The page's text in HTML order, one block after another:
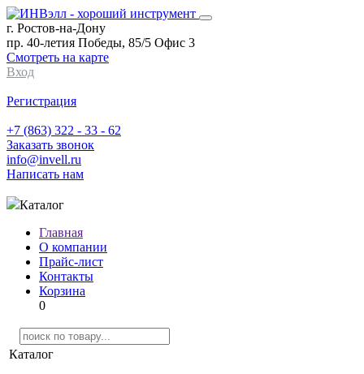
г. Ростов-на-Дону
пр. 40-летия Победы, 85/5 Офис 3
Смотреть на карте
Вход
Регистрация
+7 (863) 322 - 33 - 62
Заказать звонок
info@invell.ru
Написать нам
Каталог
Главная
О компании
Прайс-лист
Контакты
Корзина
0
Каталог